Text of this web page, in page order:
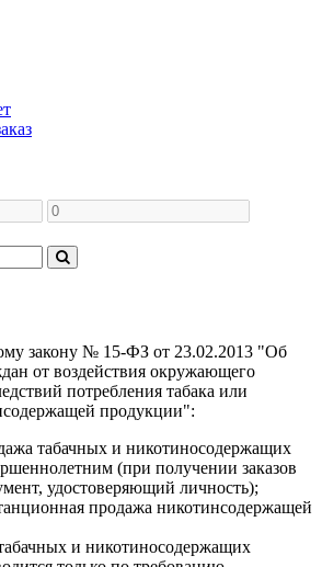
закону № 15-ФЗ от 23.02.2013 "Об
от воздействия окружающего
потребления табака или
продукции":
табачных и никотиносодержащих
(при получении заказов
удостоверяющий личность);
продажа никотинсодержащей
и никотиносодержащих